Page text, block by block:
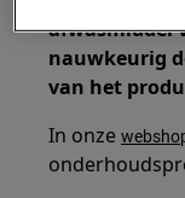
afwasmiddel
nauwkeurig
van het
In onze